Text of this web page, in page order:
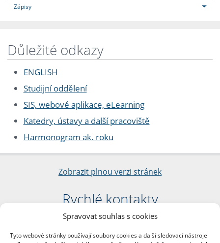
Spravovat souhlas s cookies
Tyto webové stránky používají soubory cookies a další sledovací nástroje
Zápisy
Důležité odkazy
ENGLISH
Studijní oddělení
SIS, webové aplikace, eLearning
Katedry, ústavy a další pracoviště
Harmonogram ak. roku
Zobrazit plnou verzi stránek
Rychlé kontakty
Filozofická fakulta
nám. Jana Palacha 1/2